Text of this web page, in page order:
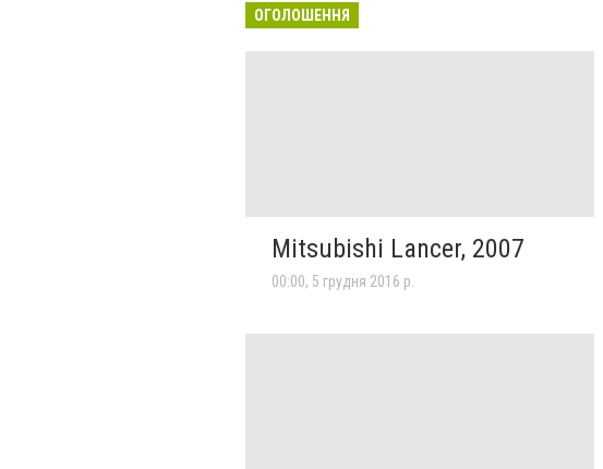
ОГОЛОШЕННЯ
Mitsubishi Lancer, 2007
00:00, 5 грудня 2016 р.